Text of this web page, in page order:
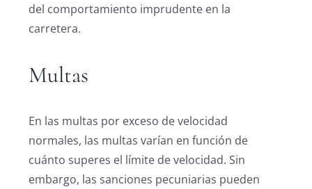
del comportamiento imprudente en la
carretera.
Multas
En las multas por exceso de velocidad
normales, las multas varían en función de
cuánto superes el límite de velocidad. Sin
embargo, las sanciones pecuniarias pueden